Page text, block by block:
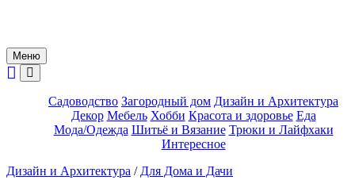
Меню
Садоводство Загородный дом Дизайн и Архитектура
Декор Мебель Хобби Красота и здоровье Еда
Мода/Одежда Шитьё и Вязание Трюки и Лайфхаки
Интересное
Дизайн и Архитектура / Для Дома и Дачи